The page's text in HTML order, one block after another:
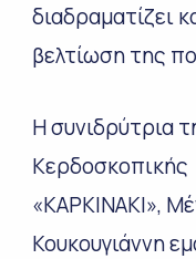
διαδραματίζει
βελτίωση της
H συνιδρύτρια
Κερδοσκοπικής
«ΚΑΡΚΙΝΑΚΙ»,
Κουκουγιάννη